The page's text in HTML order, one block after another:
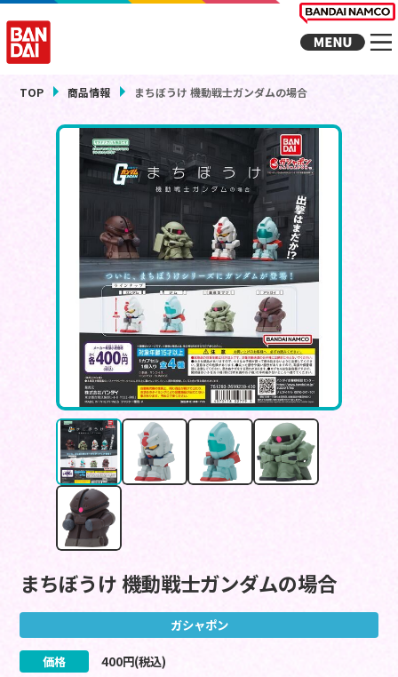
TOP 商品情報 まちぼうけ 機動戦士ガンダムの場合
まちぼうけ 機動戦士ガンダムの場合
ガシャポン
価格 400円(税込)